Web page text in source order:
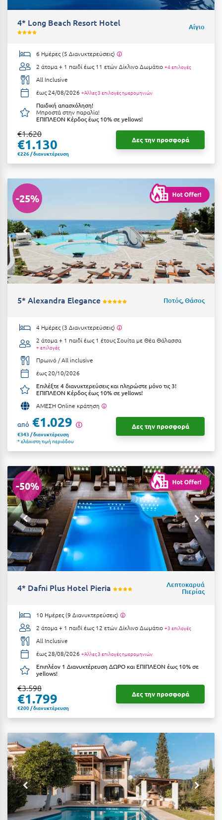
Ερμιόνη
Εύβοια
Ευρυτανία
Ζαγοροχώρια
Ζάκυνθος
Ηλεία
Ηράκλειο
Θ
Θάσος
Θεσσαλονίκη
Ιθάκη
Ικαρία
Ιωάννινα
Καβάλα
Καλάβρυτα
Καλαμάτα
Κάλαμος
Καλαμπάκα
Κάλυμνος
Καμένα Βούρλα
Καρδάμαινα
Κάρπαθος
Καρπενήσι
Κάρυστος
Κάσος
Κασσάνδρα
Καστοριά
Κατερίνη
Κέα - Τζιά
Κερατέα
Κέρκυρα
Κεφαλονιά
4* Long Beach Resort Hotel Αίγιο
6 Ημέρες (5 Διανυκτερεύσεις)
2 άτομα + 1 παιδί έως 11 ετώνΔίκλινο Δωμάτιο +4 επιλογές
All Inclusive
έως 24/08/2026 +Άλλες 3 επιλογές ημερομηνιών
Παιδική απασχόληση!
Μπροστά στην παραλία!
ΕΠΙΠΛΕΟΝ Κέρδος έως 10% σε yellows!
€1.620
€1.130
€226 / διανυκτέρευση
Δες την προσφορά
-25%
5* Alexandra Elegance Ποτός, Θάσος
4 Ημέρες (3 Διανυκτερεύσεις)
2 άτομα + 1 παιδί έως 1 έτουςΣουίτα με Θέα Θάλασσα
+ επιλογές
Πρωινό / All inclusive
έως 20/10/2026
Επιλέξτε 4 διανυκτερεύσεις και πληρώστε μόνο τις 3!
ΕΠΙΠΛΕΟΝ Κέρδος έως 10% σε yellows!
ΑΜΕΣΗ Online κράτηση
από €1.029
€343 / διανυκτέρευση
* ελάχιστη τιμή περιόδου
Δες την προσφορά
-50%
4* Dafni Plus Hotel Pieria Λεπτοκαρυά
Πιερίας
10 Ημέρες (9 Διανυκτερεύσεις)
2 άτομα + 1 παιδί έως 12 ετώνΔίκλινο Δωμάτιο +3 επιλογές
All Inclusive
έως 28/08/2026 +Άλλες 3 επιλογές ημερομηνιών
Επιπλέον 1 Διανυκτέρευση ΔΩΡΟ και ΕΠΙΠΛΕΟΝ έως 10% σε
yellows!
€3.598
€1.799
€200 / διανυκτέρευση
Δες την προσφορά